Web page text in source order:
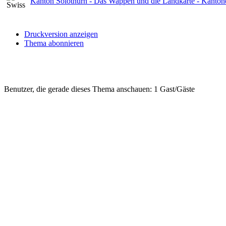
Druckversion anzeigen
Thema abonnieren
Benutzer, die gerade dieses Thema anschauen: 1 Gast/Gäste